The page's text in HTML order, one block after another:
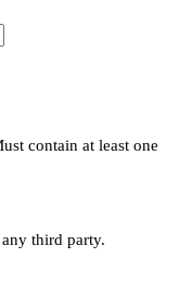
contain at least one
third party.